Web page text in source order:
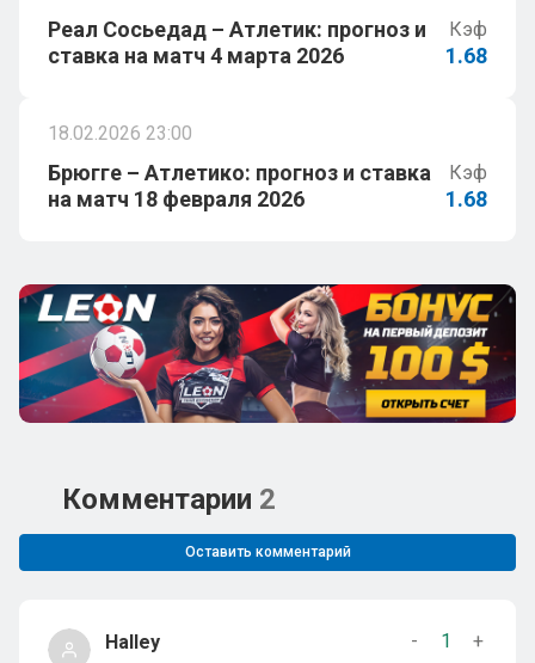
Реал Сосьедад – Атлетик: прогноз и
ставка на матч 4 марта 2026
Кэф
1.68
18.02.2026 23:00
Брюгге – Атлетико: прогноз и ставка
на матч 18 февраля 2026
Кэф
1.68
Комментарии 2
Оставить комментарий
Halley - 1
+